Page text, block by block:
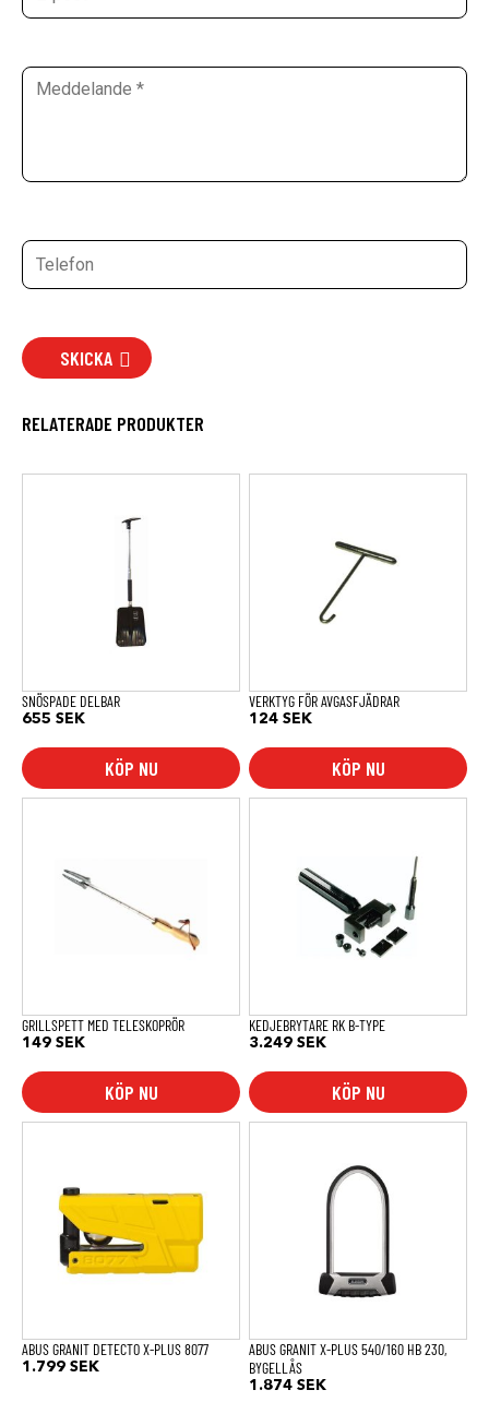
SKICKA
RELATERADE PRODUKTER
SNÖSPADE DELBAR
655 SEK
KÖP NU
VERKTYG FÖR AVGASFJÄDRAR
124 SEK
KÖP NU
GRILLSPETT MED TELESKOPRÖR
149 SEK
KÖP NU
KEDJEBRYTARE RK B-TYPE
3.249 SEK
KÖP NU
ABUS GRANIT DETECTO X-PLUS 8077
1.799 SEK
ABUS GRANIT X-PLUS 540/160 HB 230,
BYGELLÅS
1.874 SEK